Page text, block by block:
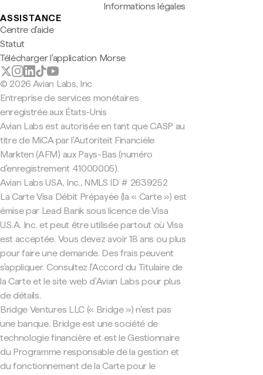
Informations légales
ASSISTANCE
Centre d'aide
Statut
Télécharger l'application Morse
© 2026 Avian Labs, Inc
Entreprise de services monétaires
enregistrée aux États-Unis
Avian Labs est autorisée en tant que CASP au
titre de MiCA par l'Autoriteit Financiële
Markten (AFM) aux Pays-Bas (numéro
d'enregistrement 41000005).
Avian Labs USA, Inc., NMLS ID # 2639252
La Carte Visa Débit Prépayée (la « Carte ») est
émise par Lead Bank sous licence de Visa
U.S.A. Inc. et peut être utilisée partout où Visa
est acceptée. Vous devez avoir 18 ans ou plus
pour faire une demande. Des frais peuvent
s'appliquer. Consultez l'Accord du Titulaire de
la Carte et le site web d'Avian Labs pour plus
de détails.
Bridge Ventures LLC (« Bridge ») n'est pas
une banque. Bridge est une société de
technologie financière et est le Gestionnaire
du Programme responsable de la gestion et
du fonctionnement de la Carte pour le